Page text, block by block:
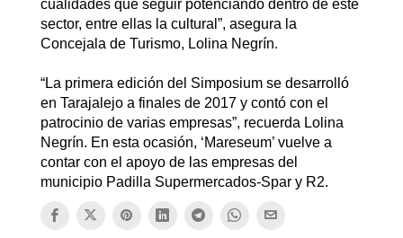
cualidades que seguir potenciando dentro de este
sector, entre ellas la cultural”, asegura la
Concejala de Turismo, Lolina Negrín.
“La primera edición del Simposium se desarrolló
en Tarajalejo a finales de 2017 y contó con el
patrocinio de varias empresas”, recuerda Lolina
Negrín. En esta ocasión, ‘Mareseum’ vuelve a
contar con el apoyo de las empresas del
municipio Padilla Supermercados-Spar y R2.